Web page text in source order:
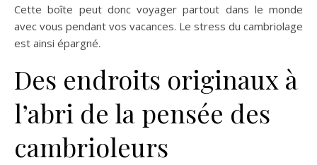
Cette boîte peut donc voyager partout dans le monde
avec vous pendant vos vacances. Le stress du cambriolage
est ainsi épargné.
Des endroits originaux à
l’abri de la pensée des
cambrioleurs